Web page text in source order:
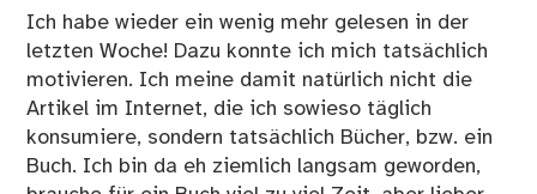
Ich habe wieder ein wenig mehr gelesen in der
letzten Woche! Dazu konnte ich mich tatsächlich
motivieren. Ich meine damit natürlich nicht die
Artikel im Internet, die ich sowieso täglich
konsumiere, sondern tatsächlich Bücher, bzw. ein
Buch. Ich bin da eh ziemlich langsam geworden,